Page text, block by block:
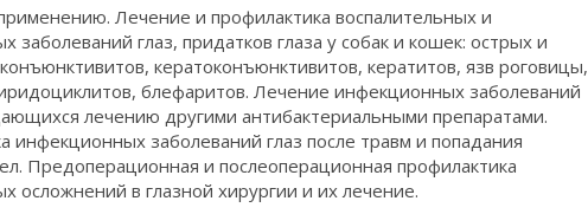
Лечение и профилактика воспалительных и
заболеваний глаз, придатков глаза у собак и кошек: острых и
кератоконъюнктивитов, кератитов, язв роговицы,
блефаритов. Лечение инфекционных заболеваний
лечению другими антибактериальными препаратами.
инфекционных заболеваний глаз после травм и попадания
Предоперационная и послеоперационная профилактика
осложнений в глазной хирургии и их лечение.